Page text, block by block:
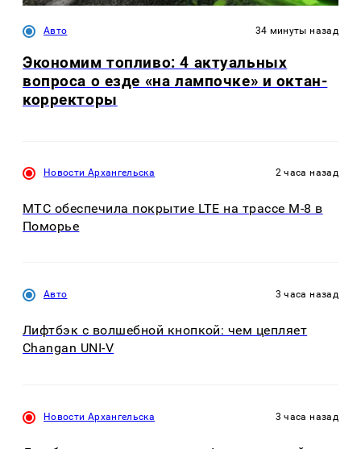
Авто 34 минуты назад
Экономим топливо: 4 актуальных
вопроса о езде «на лампочке» и октан-
корректоры
Новости Архангельска 2 часа назад
МТС обеспечила покрытие LTE на трассе М-8 в
Поморье
Авто 3 часа назад
Лифтбэк с волшебной кнопкой: чем цепляет
Changan UNI-V
Новости Архангельска 3 часа назад